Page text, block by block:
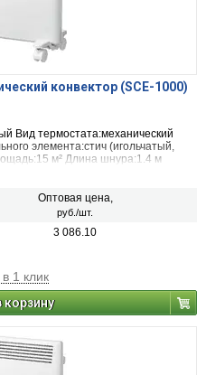
конвектор (SCE-1000)
Вид термостата:механический
элемента:стич (игольчатый,
м² Длина шнура:1.4 м
Оптовая цена,
руб./шт.
3 086.10
1 клик